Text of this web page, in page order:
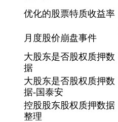
优化的股票特质收益率
月度股价崩盘事件
大股东是否股权质押数
据
大股东是否股权质押数
据-国泰安
控股股东股权质押数据
整理